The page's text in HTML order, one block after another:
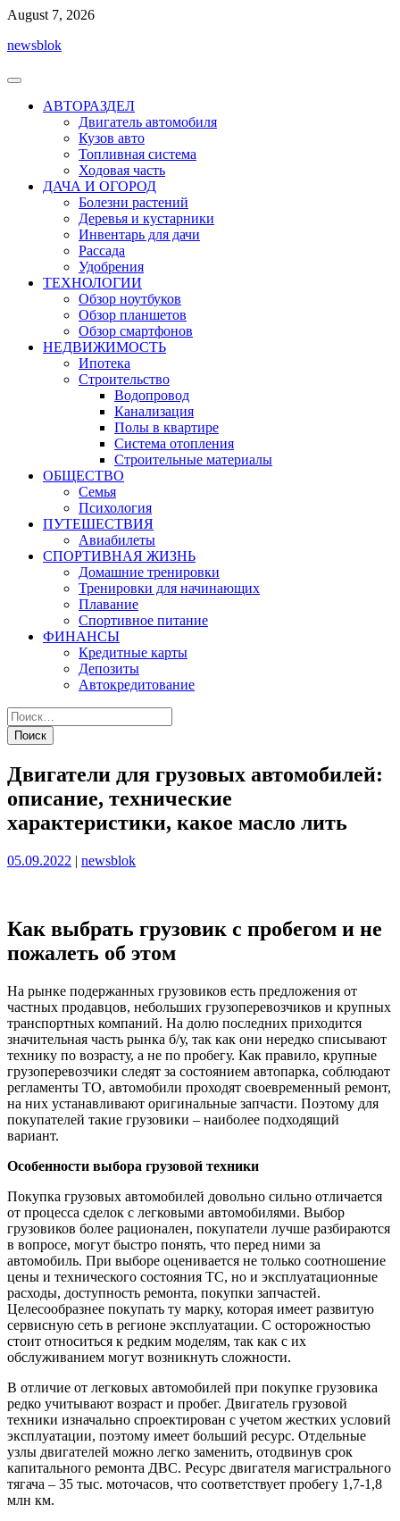
Перейти
содержимому
August 7, 2026
newsblok
АВТОРАЗДЕЛ
Двигатель автомобиля
Кузов авто
Топливная система
Ходовая часть
ДАЧА И ОГОРОД
Болезни растений
Деревья и кустарники
Инвентарь для дачи
Рассада
Удобрения
ТЕХНОЛОГИИ
Обзор ноутбуков
Обзор планшетов
Обзор смартфонов
НЕДВИЖИМОСТЬ
Ипотека
Строительство
Водопровод
Канализация
Полы в квартире
Система отопления
Строительные материалы
ОБЩЕСТВО
Семья
Психология
ПУТЕШЕСТВИЯ
Авиабилеты
СПОРТИВНАЯ ЖИЗНЬ
Домашние тренировки
Тренировки для начинающих
Плавание
Спортивное питание
ФИНАНСЫ
Кредитные карты
Депозиты
Автокредитование
Двигатели для грузовых автомобилей:
описание, технические
характеристики, какое масло лить
Опубликовано
05.09.2022 | Опубликовано
newsblok
Как выбрать грузовик с пробегом и не
пожалеть об этом
На рынке подержанных грузовиков есть предложения от
частных продавцов, небольших грузоперевозчиков и крупных
транспортных компаний. На долю последних приходится
значительная часть рынка б/у, так как они нередко списывают
технику по возрасту, а не по пробегу. Как правило, крупные
грузоперевозчики следят за состоянием автопарка, соблюдают
регламенты ТО, автомобили проходят своевременный ремонт,
на них устанавливают оригинальные запчасти. Поэтому для
покупателей такие грузовики – наиболее подходящий
вариант.
Особенности выбора грузовой техники
Покупка грузовых автомобилей довольно сильно отличается
от процесса сделок с легковыми автомобилями. Выбор
грузовиков более рационален, покупатели лучше разбираются
в вопросе, могут быстро понять, что перед ними за
автомобиль. При выборе оценивается не только соотношение
цены и технического состояния ТС, но и эксплуатационные
расходы, доступность ремонта, покупки запчастей.
Целесообразнее покупать ту марку, которая имеет развитую
сервисную сеть в регионе эксплуатации. С осторожностью
стоит относиться к редким моделям, так как с их
обслуживанием могут возникнуть сложности.
В отличие от легковых автомобилей при покупке грузовика
редко учитывают возраст и пробег. Двигатель грузовой
техники изначально спроектирован с учетом жестких условий
эксплуатации, поэтому имеет больший ресурс. Отдельные
узлы двигателей можно легко заменить, отодвинув срок
капитального ремонта ДВС. Ресурс двигателя магистрального
тягача – 35 тыс. моточасов, что соответствует пробегу 1,7-1,8
млн км.